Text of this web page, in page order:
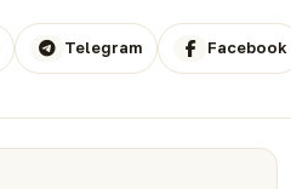
Telegram Facebook